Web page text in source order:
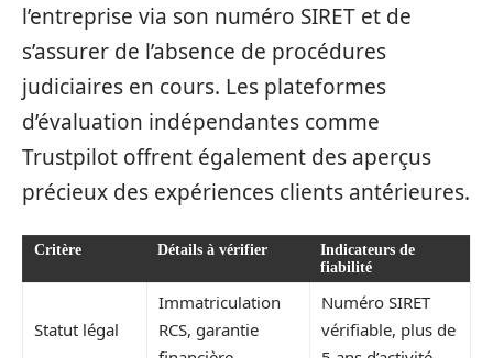
l’entreprise via son numéro SIRET et de
s’assurer de l’absence de procédures
judiciaires en cours. Les plateformes
d’évaluation indépendantes comme
Trustpilot offrent également des aperçus
précieux des expériences clients antérieures.
Critère Détails à vérifier
Indicateurs de
fiabilité
Statut légal
Immatriculation
RCS, garantie
Numéro SIRET
vérifiable, plus de